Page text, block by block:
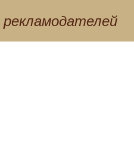
рекламодателей